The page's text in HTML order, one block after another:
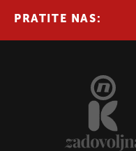
PRATITE NAS: